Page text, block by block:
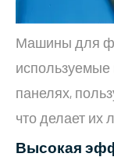
Машины для
панелях,
что делает
Высокая